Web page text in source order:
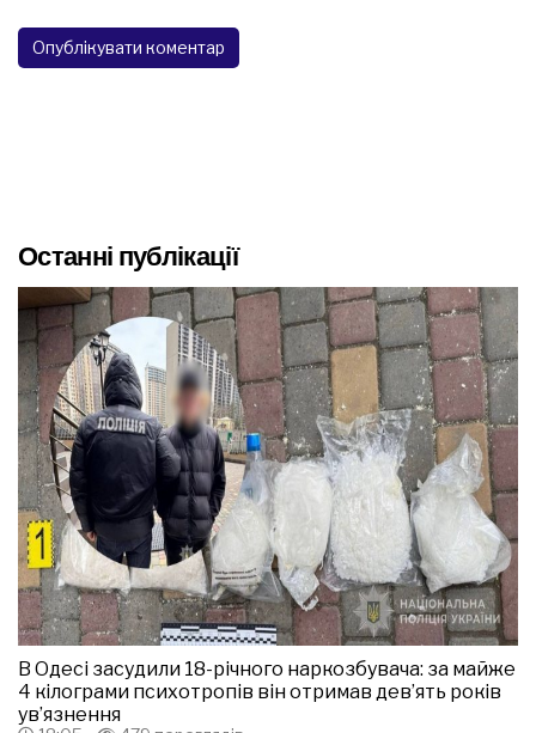
Останні публікації
В Одесі засудили 18-річного наркозбувача: за майже
4 кілограми психотропів він отримав дев’ять років
ув’язнення